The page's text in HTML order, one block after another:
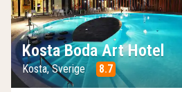
Kosta Boda Art Hotel
Kosta, Sverige 8.7